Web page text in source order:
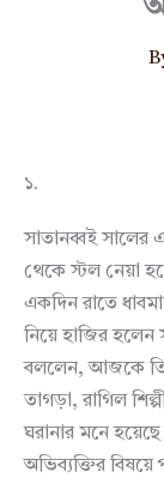
১.
সাতানব্বই সালের
থেকে স্টল নেয়া
একদিন রাতে
নিয়ে হাজির হলেন
বললেন, আজকে
তাগড়া, রাগিল
ঘরানার মনে
অভিব্যক্তির